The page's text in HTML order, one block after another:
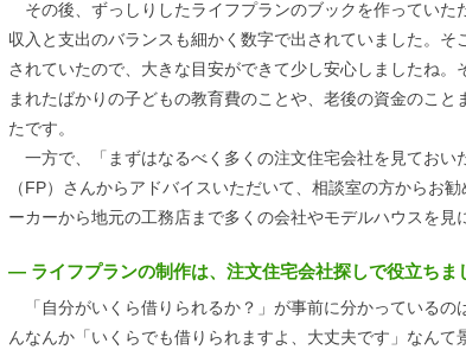
その後、ずっしりしたライフプランのブックを作っていた
収入と支出のバランスも細かく数字で出されていました。
されていたので、大きな目安ができて少し安心しましたね
まれたばかりの子どもの教育費のことや、老後の資金のこ
たです。
一方で、「まずはなるべく多くの注文住宅会社を見ておい
（FP）さんからアドバイスいただいて、相談室の方からお
ーカーから地元の工務店まで多くの会社やモデルハウスを見
― ライフプランの制作は、注文住宅会社探しで役立ちま
「自分がいくら借りられるか？」が事前に分かっているの
んなんか「いくらでも借りられますよ、大丈夫です」なん